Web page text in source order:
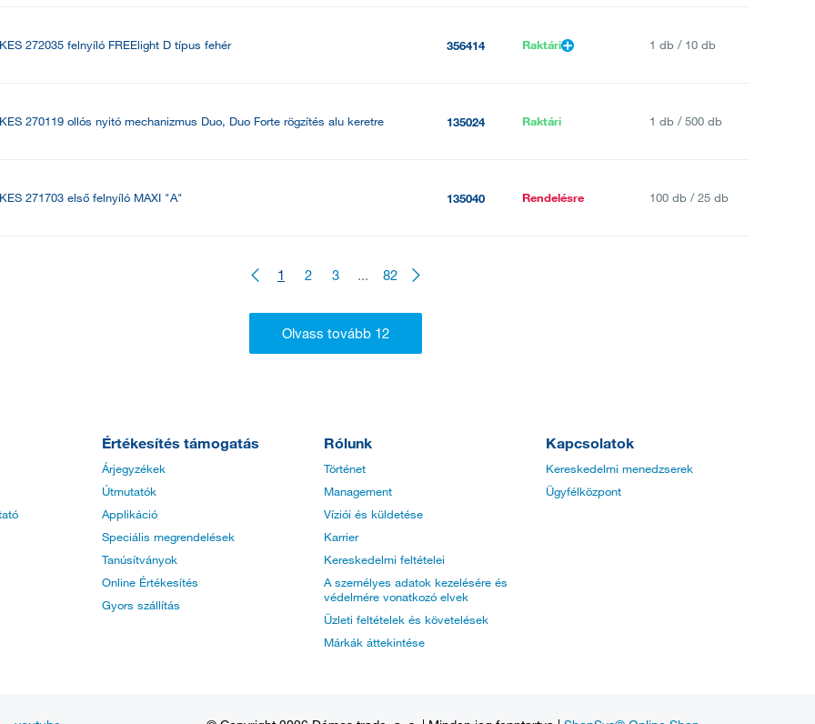
KES 272035 felnyíló FREElight D típus fehér 356414 Raktári 1 db / 10 db
KES 270119 ollós nyitó mechanizmus Duo, Duo Forte rögzítés alu keretre 135024 Raktári 1 db / 500 db
KES 271703 első felnyíló MAXI "A" 135040 Rendelésre 100 db / 25 db
1 2 3 ... 82
Értékesítés támogatás
Árjegyzékek
Útmutatók
Applikáció
Speciális megrendelések
Tanúsítványok
Online Értékesítés
Gyors szállítás
Rólunk
Történet
Management
Víziói és küldetése
Karrier
Kereskedelmi feltételei
A személyes adatok kezelésére és
védelmére vonatkozó elvek
Üzleti feltételek és követelések
Márkák áttekintése
Kapcsolatok
Kereskedelmi menedzserek
Ügyfélközpont